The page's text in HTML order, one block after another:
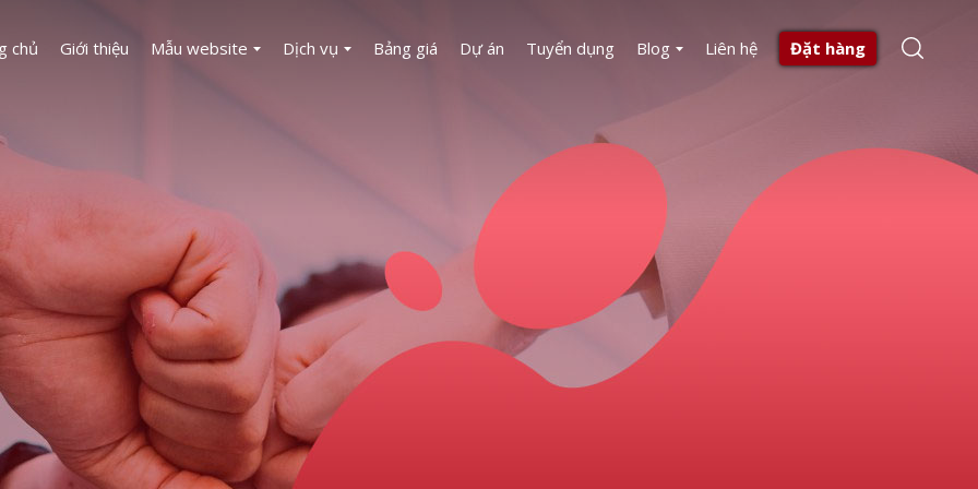
chủ Giới thiệu Mẫu website Dịch vụ Bảng giá Dự án Tuyển dụng Blog Liên hệ Đặt hàng